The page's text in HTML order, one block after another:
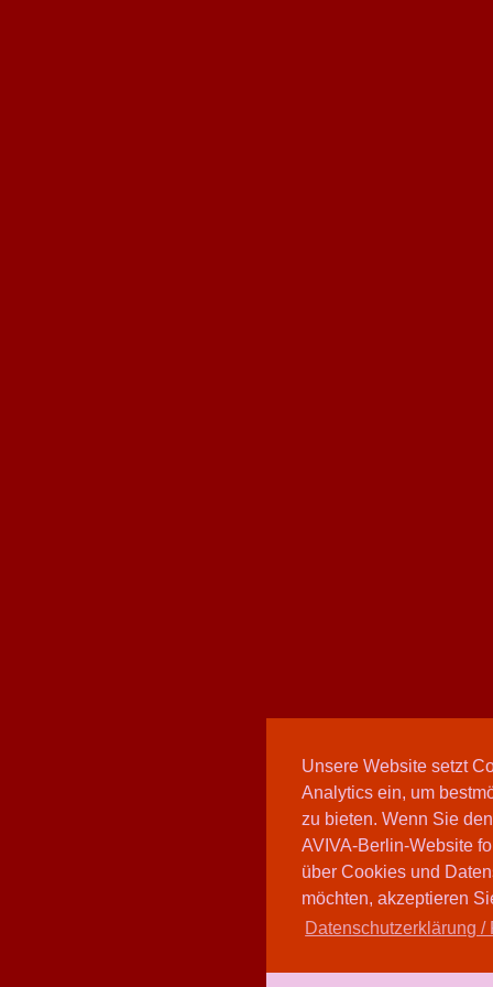
Unsere Website setzt
Analytics ein, um
zu bieten. Wenn Sie
AVIVA-Berlin-Website
über Cookies und
möchten, akzeptieren
Datenschutzerklärung /